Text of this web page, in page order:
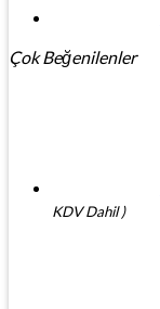
Çok Beğenilenler
KDV Dahil )